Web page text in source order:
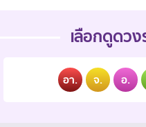
เลือกดูดว
อา. จ. อ.